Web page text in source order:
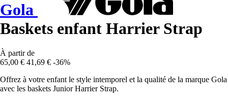
Gola
Baskets enfant Harrier Strap
À partir de
65,00 € 41,69 € -36%
Offrez à votre enfant le style intemporel et la qualité de la marque Gola
avec les baskets Junior Harrier Strap.